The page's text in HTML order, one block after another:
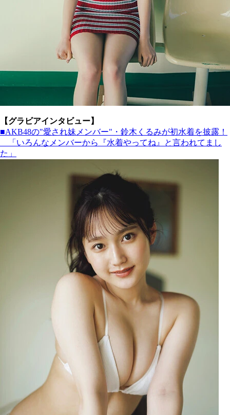
【グラビアインタビュー】
■AKB48の"愛され妹メンバー"・鈴木くるみが初水着を披露！
「いろんなメンバーから『水着やってね』と言われてまし
た」